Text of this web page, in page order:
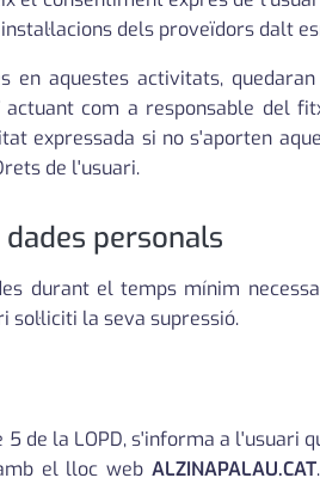
dels proveïdors dalt
en aquestes activitats,
actuant com a responsable del
expressada si no s'aporten
de l'usuari.
personals
durant el temps mínim
la seva supressió.
de la LOPD, s'informa a l'usuari
el lloc web ALZINAPALAU.CAT